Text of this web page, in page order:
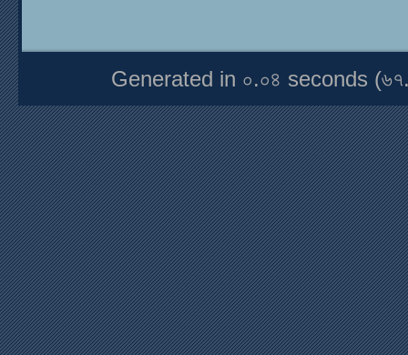
Generated in ০.০৪ seconds